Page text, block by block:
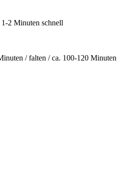
2 Minuten schnell
/ falten / ca. 100-120 Minuten